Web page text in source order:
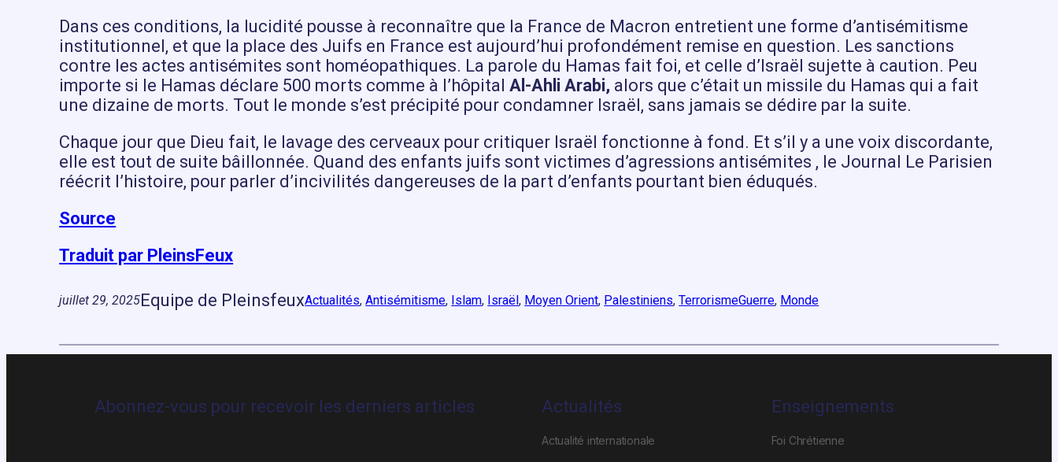
Dans ces conditions, la lucidité pousse à reconnaître que la France de Macron entretient une forme d’antisémitisme
institutionnel, et que la place des Juifs en France est aujourd’hui profondément remise en question. Les sanctions
contre les actes antisémites sont homéopathiques. La parole du Hamas fait foi, et celle d’Israël sujette à caution. Peu
importe si le Hamas déclare 500 morts comme à l’hôpitalAl-Ahli Arabi, alors que c’était un missile du Hamas qui a fait
une dizaine de morts. Tout le monde s’est précipité pour condamner Israël, sans jamais se dédire par la suite.
Chaque jour que Dieu fait, le lavage des cerveaux pour critiquer Israël fonctionne à fond. Et s’il y a une voix discordante,
elle est tout de suite bâillonnée. Quand des enfants juifs sont victimes d’agressions antisémites , le Journal Le Parisien
réécrit l’histoire, pour parler d’incivilités dangereuses de la part d’enfants pourtant bien éduqués.
Source
Traduit par PleinsFeux
juillet 29, 2025Equipe de PleinsfeuxActualités, Antisémitisme, Islam, Israël, Moyen Orient, Palestiniens, TerrorismeGuerre, Monde
Abonnez-vous pour recevoir les derniers articles Actualités
Actualité internationale
Enseignements
Foi Chrétienne